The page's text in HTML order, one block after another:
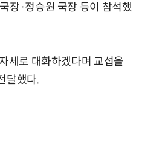
장·정승원 국장 등이 참석했
세로 대화하겠다며 교섭을
달했다.